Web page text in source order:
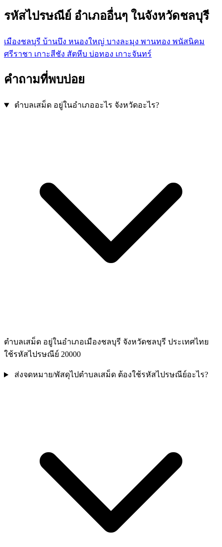
รหัสไปรษณีย์ อำเภออื่นๆ ในจังหวัดชลบุรี
เมืองชลบุรี บ้านบึง หนองใหญ่ บางละมุง พานทอง พนัสนิคม
ศรีราชา เกาะสีชัง สัตหีบ บ่อทอง เกาะจันทร์
คำถามที่พบบ่อย
ตำบลเสม็ด อยู่ในอำเภออะไร จังหวัดอะไร?
ตำบลเสม็ด อยู่ในอำเภอเมืองชลบุรี จังหวัดชลบุรี ประเทศไทย
ใช้รหัสไปรษณีย์ 20000
ส่งจดหมาย/พัสดุไปตำบลเสม็ด ต้องใช้รหัสไปรษณีย์อะไร?